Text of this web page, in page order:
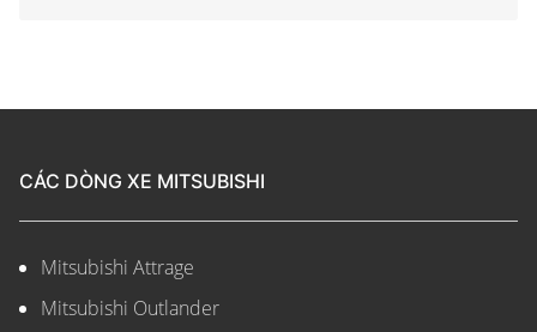
CÁC DÒNG XE MITSUBISHI
Mitsubishi Attrage
Mitsubishi Outlander